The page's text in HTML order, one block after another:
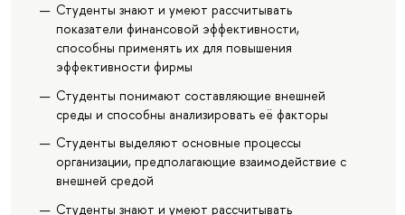
Студенты знают и умеют рассчитывать
показатели финансовой эффективности,
способны применять их для повышения
эффективности фирмы
Студенты понимают составляющие внешней
среды и способны анализировать её факторы
Студенты выделяют основные процессы
организации, предполагающие взаимодействие с
внешней средой
Студенты знают и умеют рассчитывать